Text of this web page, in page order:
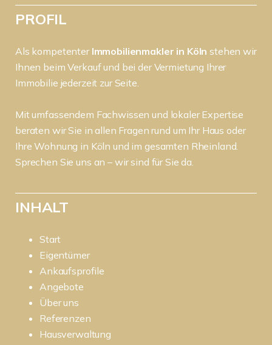
PROFIL
Als kompetenter Immobilienmakler in Kölnstehen wir
Ihnen beim Verkauf und bei der Vermietung Ihrer
Immobilie jederzeit zur Seite.
Mit umfassendem Fachwissen und lokaler Expertise
beraten wir Sie in allen Fragen rund um Ihr Haus oder
Ihre Wohnung in Köln und im gesamten Rheinland.
Sprechen Sie uns an – wir sind für Sie da.
INHALT
Start
Eigentümer
Ankaufsprofile
Angebote
Über uns
Referenzen
Hausverwaltung